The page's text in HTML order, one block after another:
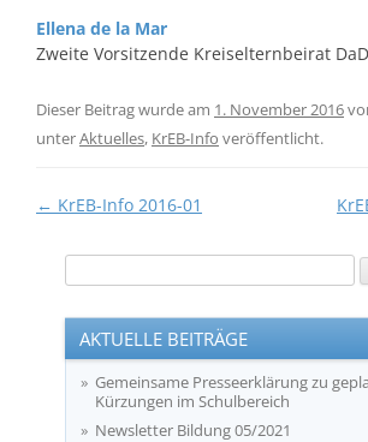
Ellena de la Mar
Zweite Vorsitzende Kreiselternbeirat
Dieser Beitrag wurde am 1. November 2016
unterAktuelles, KrEB-Info veröffentlicht.
Beitragsnavigation
← KrEB-Info 2016-01
AKTUELLE BEITRÄGE
Gemeinsame Presseerklärung zu
Kürzungen im Schulbereich
Newsletter Bildung 05/2021